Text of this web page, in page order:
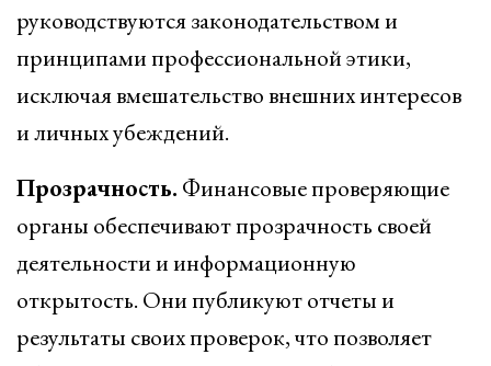
руководствуются законодательством и
принципами профессиональной этики,
исключая вмешательство внешних интересов
и личных убеждений.
Прозрачность. Финансовые проверяющие
органы обеспечивают прозрачность своей
деятельности и информационную
открытость. Они публикуют отчеты и
результаты своих проверок, что позволяет